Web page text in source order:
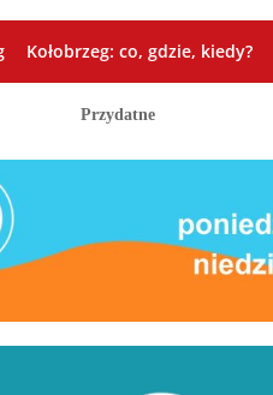
Kołobrzeg: co, gdzie, kiedy?
Przydatne